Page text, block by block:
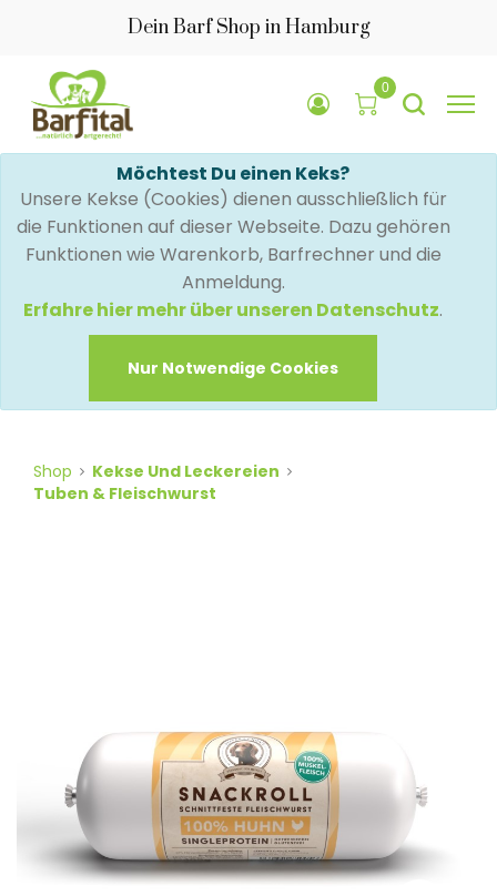
Dein Barf Shop in Hamburg
0
Möchtest Du einen Keks?
Unsere Kekse (Cookies) dienen ausschließlich für
die Funktionen auf dieser Webseite. Dazu gehören
Funktionen wie Warenkorb, Barfrechner und die
Anmeldung.
Erfahre hier mehr über unseren Datenschutz.
Nur Notwendige Cookies
Shop
Kekse Und Leckereien
Tuben & Fleischwurst